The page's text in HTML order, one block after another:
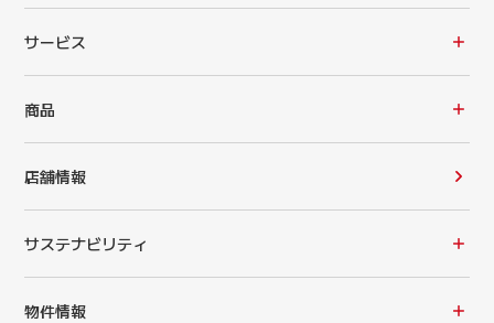
サービス
商品
店舗情報
サステナビリティ
物件情報